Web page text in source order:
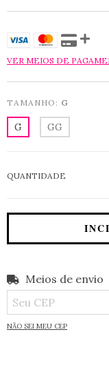
VER MEIOS DE
TAMANHO: G
G GG
QUANTIDADE
Entregas para o CEP:
Meios de envio
NÃO SEI MEU CEP